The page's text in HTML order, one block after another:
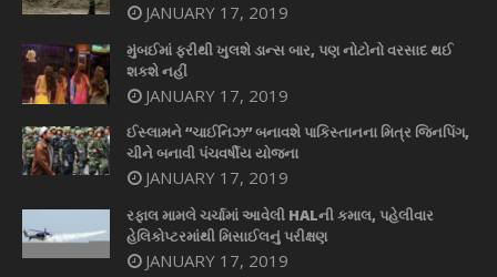
JANUARY 17, 2019
મુંબઈમાં ફરીથી ખુલશે ડાન્સ બાર, પણ નોટોનો વરસાદ થઈ
શકશે નહીં
JANUARY 17, 2019
ઈસ્લામને “ચાઈનિઝ” બનાવશે પાકિસ્તાનના મિત્ર જિનપિંગ,
ચીને બનાવી પંચવર્ષીય યોજના
JANUARY 17, 2019
રફાલ મામલે ચર્ચામાં આવેલી HALની કમાલ, પહેલીવાર
હેલિકોપ્ટરમાંથી મિસાઈલનું પરીક્ષણ
JANUARY 17, 2019